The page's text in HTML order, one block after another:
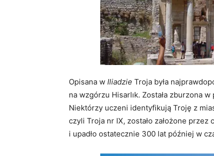
Opisana w Iliadzie Troja była
na wzgórzu Hisarlık. Została zburzona
Niektórzy uczeni identyfikują Troję z
czyli Troja nr IX, zostało założone
i upadło ostatecznie 300 lat później w